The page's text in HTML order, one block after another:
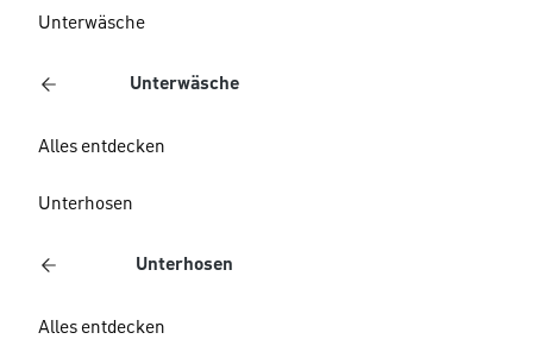
Unterwäsche
Unterwäsche
Alles entdecken
Unterhosen
Unterhosen
Alles entdecken